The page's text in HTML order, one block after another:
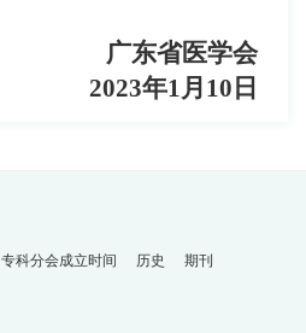
广东省医学会
2023年1月10日
专科分会成立时间 历史 期刊